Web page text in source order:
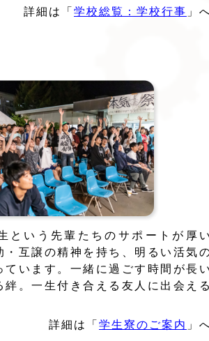
詳細は「 学校総覧：学校行事 」
という先輩たちのサポートが厚
・互譲の精神を持ち、明るい活気
ています。一緒に過ごす時間が長
絆。一生付き合える友人に出会え
詳細は「 学生寮のご案内 」